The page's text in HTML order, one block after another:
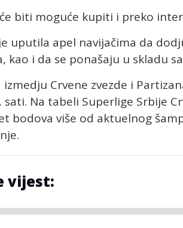
biti moguće kupiti i preko
uputila apel navijačima da
kao i da se ponašaju u skladu
Crvene zvezde i
sati. Na tabeli Superlige Srbije
bodova više od aktuelnog
vijest: